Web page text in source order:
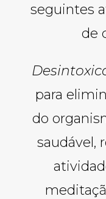
seguintes
de
para
do
saudável,